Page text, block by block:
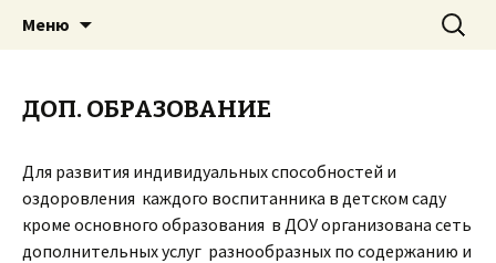
«Созвездие УНИКУС-2»
Меню Найти:
ДОП. ОБРАЗОВАНИЕ
Для развития индивидуальных способностей и
оздоровления каждого воспитанника в детском саду
кроме основного образования в ДОУ организована сеть
дополнительных услуг разнообразных по содержанию и